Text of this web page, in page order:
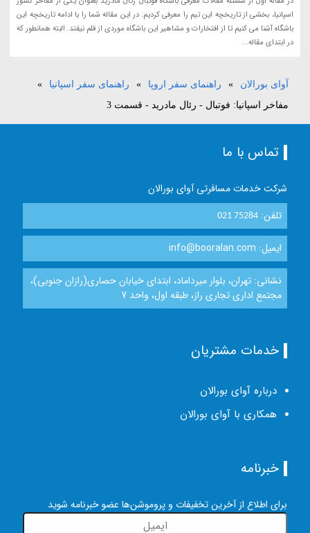
اسپانیا، بخشی از تاریخچه این تیم را معرفی کردیم. در این مقاله شما را با ادامه تاریخچه این
باشگاه آشنا می کنیم تا از افتخارات و مشاهیر این باشگاه موردی از قلم نیفتد. البته همانطور که
در ابتدای مقاله...
آوای بورالان » راهنمای سفر اروپا » راهنمای سفر اسپانیا
»
مفاخر اسپانیا: فوتبال - رئال مادرید - قسمت 3
تماس با ما
شرکت خدمات مسافرتی آوای بورالان
تلفن:021 75284
ایمیل: info@booralan.com
نشانی: تهران، بلوار میرداماد، ابتدای خیابان حصاری(رازان جنوبی)،
مجتمع اداری تجاری راز، طبقه اول، واحد 7
خدمات مشتریان
درباره آوای بورالان
همکاری با آوای بورالان
خبرنامه
برای اطلاع از آخرین تخفیفات و پروموشن‌ها عضو خبرنامه شوید